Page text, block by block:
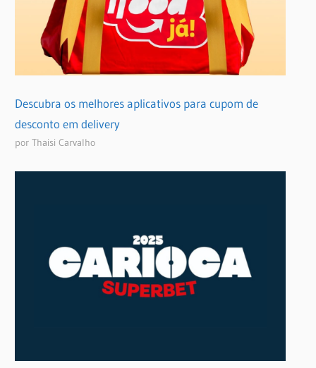
Descubra os melhores aplicativos para cupom de
desconto em delivery
por Thaisi Carvalho